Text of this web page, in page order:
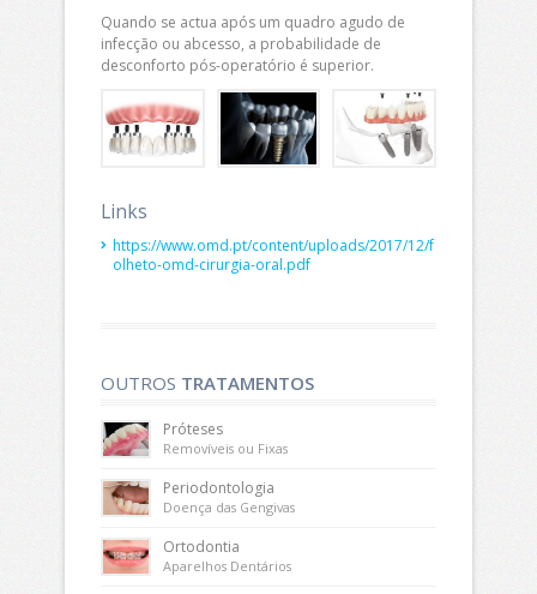
Quando se actua após um quadro agudo de
infecção ou abcesso, a probabilidade de
desconforto pós-operatório é superior.
Links
https://www.omd.pt/content/uploads/2017/12/f
olheto-omd-cirurgia-oral.pdf
OUTROS TRATAMENTOS
Próteses
Removíveis ou Fixas
Periodontologia
Doença das Gengivas
Ortodontia
Aparelhos Dentários